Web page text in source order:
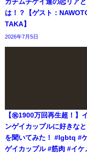
ガチムチゲイ達の恋リアと
は！？【ゲスト：
TAKA】
2026年7月5日
【㊗️1900万回再生超！】
ンゲイカップルに好きな
を聞いてみた！ #lgbtq #
ゲイカップル #筋肉 #イケ